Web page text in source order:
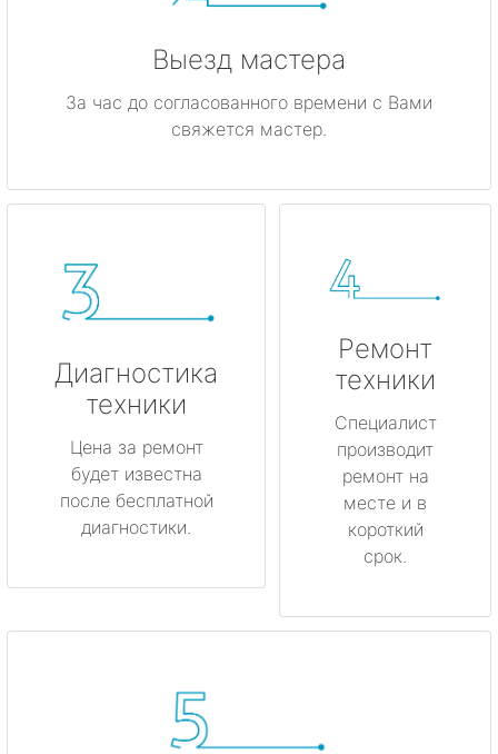
Выезд мастера
За час до согласованного времени с Вами
свяжется мастер.
Диагностика
техники
Цена за ремонт
будет известна
после бесплатной
диагностики.
Ремонт
техники
Специалист
производит
ремонт на
месте и в
короткий
срок.